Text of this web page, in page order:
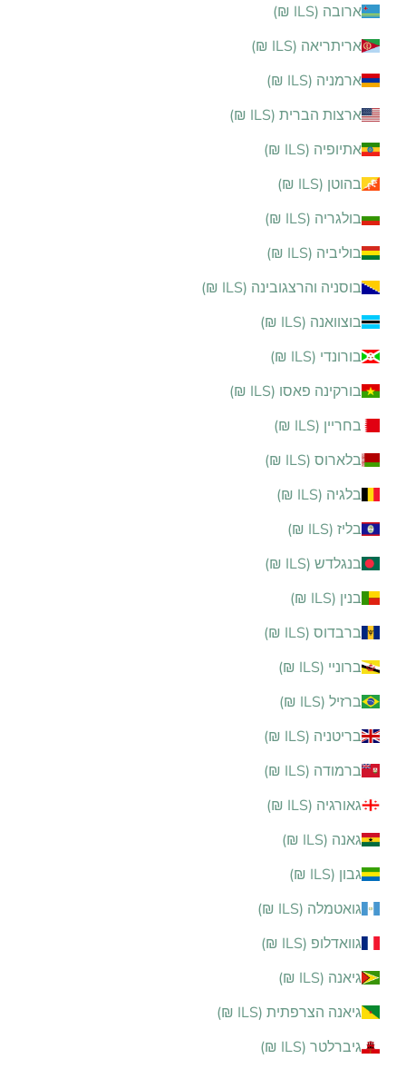
ארובה (ILS ₪)
אריתריאה (ILS ₪)
ארמניה (ILS ₪)
ארצות הברית (ILS ₪)
אתיופיה (ILS ₪)
בהוטן (ILS ₪)
בולגריה (ILS ₪)
בוליביה (ILS ₪)
בוסניה והרצגובינה (ILS ₪)
בוצוואנה (ILS ₪)
בורונדי (ILS ₪)
בורקינה פאסו (ILS ₪)
בחריין (ILS ₪)
בלארוס (ILS ₪)
בלגיה (ILS ₪)
בליז (ILS ₪)
בנגלדש (ILS ₪)
בנין (ILS ₪)
ברבדוס (ILS ₪)
ברוניי (ILS ₪)
ברזיל (ILS ₪)
בריטניה (ILS ₪)
ברמודה (ILS ₪)
גאורגיה (ILS ₪)
גאנה (ILS ₪)
גבון (ILS ₪)
גואטמלה (ILS ₪)
גוואדלופ (ILS ₪)
גיאנה (ILS ₪)
גיאנה הצרפתית (ILS ₪)
גיברלטר (ILS ₪)